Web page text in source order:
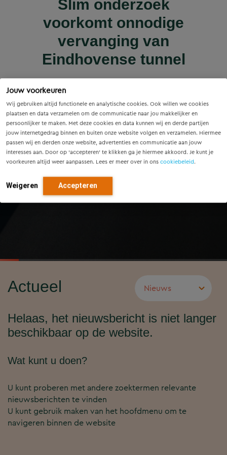
Jouw voorkeuren
Wij gebruiken altijd functionele en analytische cookies. Ook willen we cookies
plaatsen en data verzamelen om de communicatie naar jou makkelijker en
persoonlijker te maken. Met deze cookies en data kunnen wij en derde partijen
jouw internetgedrag binnen en buiten onze website volgen en verzamelen. Hiermee
passen wij en derden onze website, advertenties en communicatie aan jouw
interesses aan. Door op ‘accepteren’ te klikken ga je hiermee akkoord. Je kunt je
voorkeuren altijd weer aanpassen. Lees er meer over in ons cookiebeleid.
Weigeren Accepteren
woningbouwprojecten
krijgen straks
voorrang op het
stroomnet?
Lees meer
nieuws | nieuws
Innovatieve pilot bij
sluiscomplex Helmond
Slim onderzoek
voorkomt onnodige
vervanging van
Eindhovense tunnel
Voorzieningenscan
Drenthe: inzicht voor
vandaag, richting voor
morgen
Wet versterking regie
volkshuisvesting in
werking: wat betekent
dit voor gemeenten?
Actueel
Helaas, het nieuwsbericht is niet langer
beschikbaar op de website.
Wat kunt u doen?
U kunt proberen met andere zoektermen relevante
nieuwsberichten te vinden
U kunt gebruik maken van het hoofdmenu om te
navigeren binnen de website